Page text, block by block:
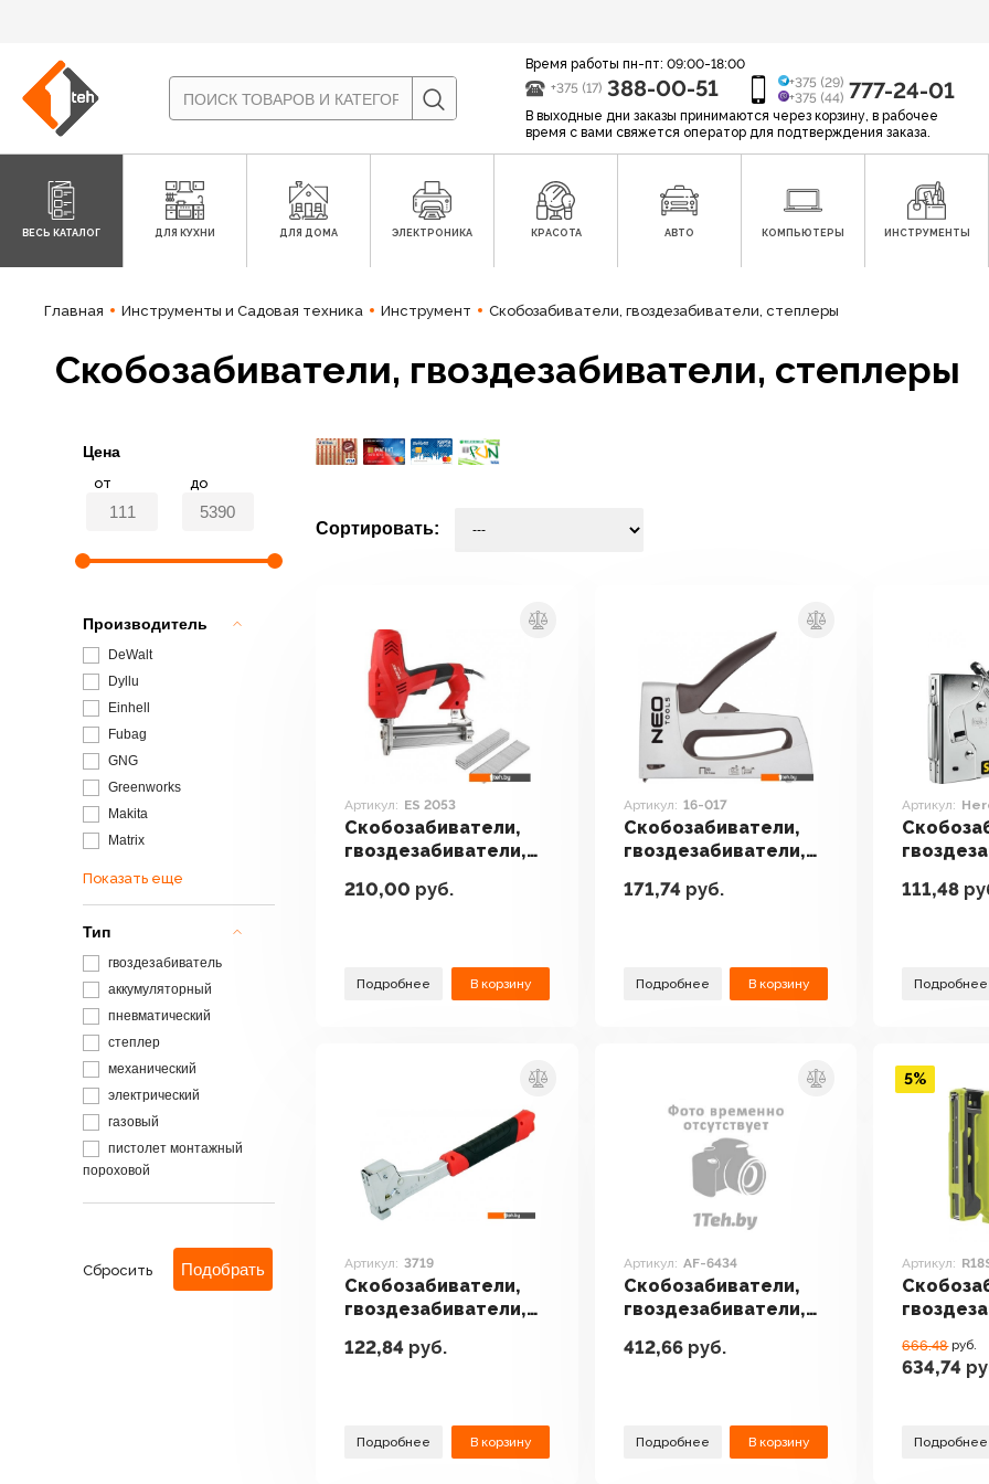
Время работы пн-пт: 09:00-18:00
+375 (17) 388-00-51
+375 (29)
+375 (44) 777-24-01
В выходные дни заказы принимаются через корзину, в рабочее
время с вами свяжется оператор для подтверждения заказа.
ВЕСЬ КАТАЛОГ ДЛЯ КУХНИ ДЛЯ ДОМА ЭЛЕКТРОНИКА КРАСОТА АВТО КОМПЬЮТЕРЫ ИНСТРУМЕНТЫ
Главная Инструменты и Садовая техника Инструмент Скобозабиватели, гвоздезабиватели, степлеры
Скобозабиватели, гвоздезабиватели, степлеры
Цена
от до
Производитель
DeWalt
Dyllu
Einhell
Fubag
GNG
Greenworks
Makita
Matrix
Показать еще
Тип
гвоздезабиватель
аккумуляторный
пневматический
степлер
механический
электрический
газовый
пистолет монтажный
пороховой
Сбросить
Сортировать:
Артикул: ES 2053
Скобозабиватели,
гвоздезабиватели,
2053
210,00 руб.
Подробнее В корзину
Артикул: 16-017
Скобозабиватели,
гвоздезабиватели,
171,74руб.
Подробнее В корзину
Артикул:
Hercules-
111,48
Подробнее
Артикул: 3719
Скобозабиватели,
гвоздезабиватели,
3719
122,84 руб.
Подробнее В корзину
Артикул: AF-6434
Скобозабиватели,
гвоздезабиватели,
6434
412,66руб.
Подробнее В корзину
Артикул:
666.48 руб.
634,74
Подробнее
5%